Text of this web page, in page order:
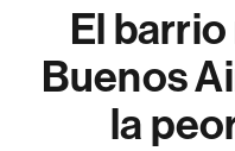
El
Buenos
la